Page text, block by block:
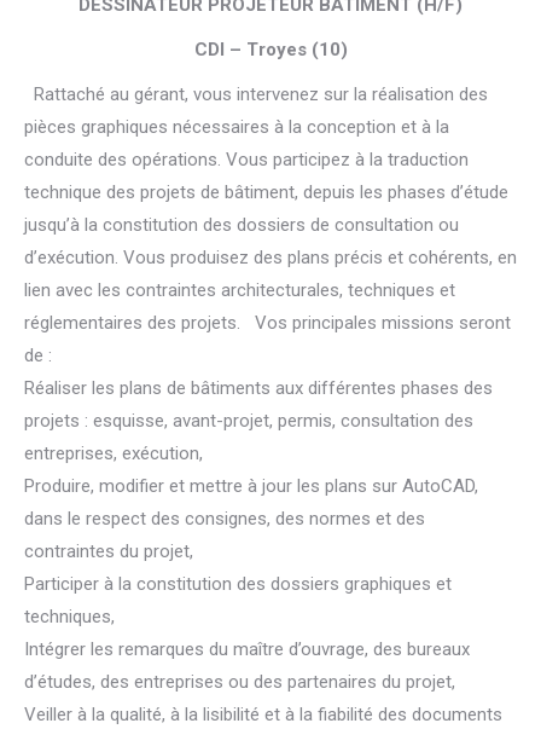
DESSINATEUR PROJETEUR BATIMENT (H/F)
CDI – Troyes (10)
Rattaché au gérant, vous intervenez sur la réalisation des
pièces graphiques nécessaires à la conception et à la
conduite des opérations. Vous participez à la traduction
technique des projets de bâtiment, depuis les phases d’étude
jusqu’à la constitution des dossiers de consultation ou
d’exécution. Vous produisez des plans précis et cohérents, en
lien avec les contraintes architecturales, techniques et
réglementaires des projets. Vos principales missions seront
de :
Réaliser les plans de bâtiments aux différentes phases des
projets : esquisse, avant-projet, permis, consultation des
entreprises, exécution,
Produire, modifier et mettre à jour les plans sur AutoCAD,
dans le respect des consignes, des normes et des
contraintes du projet,
Participer à la constitution des dossiers graphiques et
techniques,
Intégrer les remarques du maître d’ouvrage, des bureaux
d’études, des entreprises ou des partenaires du projet,
Veiller à la qualité, à la lisibilité et à la fiabilité des documents